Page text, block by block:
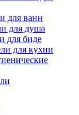
для ванн
для душа
для биде
для кухни